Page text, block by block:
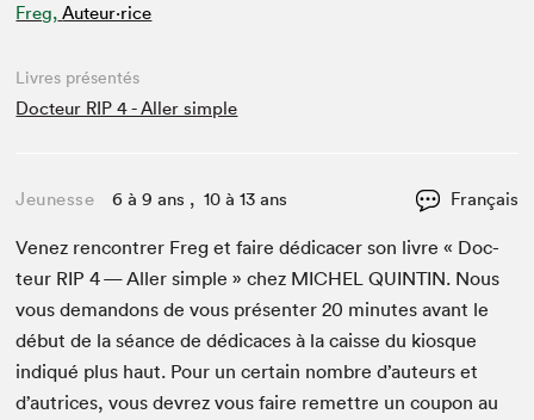
Freg, Auteur·rice
Livres présentés
Docteur RIP 4 - Aller simple
Jeunesse 6 à 9 ans , 10 à 13 ans Français
Venez ren­con­tr­er Freg et faire dédi­cac­er son livre « Doc­
teur RIP 4— Aller sim­ple » chez MICHEL QUINTIN. Nous
vous deman­dons de vous présen­ter20 min­utes avant le
début de la séance de dédi­caces à la caisse du kiosque
indiqué plus haut. Pour un cer­tain nom­bre d’auteurs et
d’autrices, vous devrez vous faire remet­tre un coupon au